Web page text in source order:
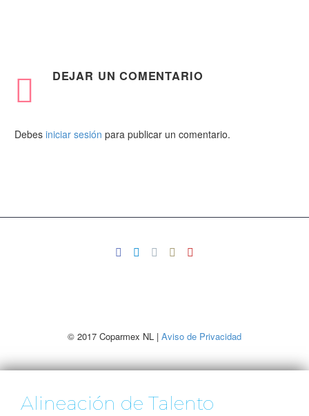
DEJAR UN COMENTARIO
Debes iniciar sesión para publicar un comentario.
© 2017 Coparmex NL | Aviso de Privacidad
Alineación de Talento